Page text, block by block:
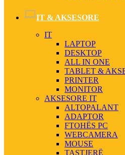
IT & AKSESORE
IT
LAPTOP
DESKTOP
ALL IN ONE
TABLET &
PRINTER
MONITOR
AKSESORE IT
ALTOPALANT
ADAPTOR
FTOHËS PC
WEBCAMERA
MOUSE
TASTJERË